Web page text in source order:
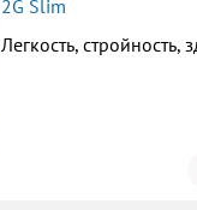
2G Slim
Легкость, стройность,